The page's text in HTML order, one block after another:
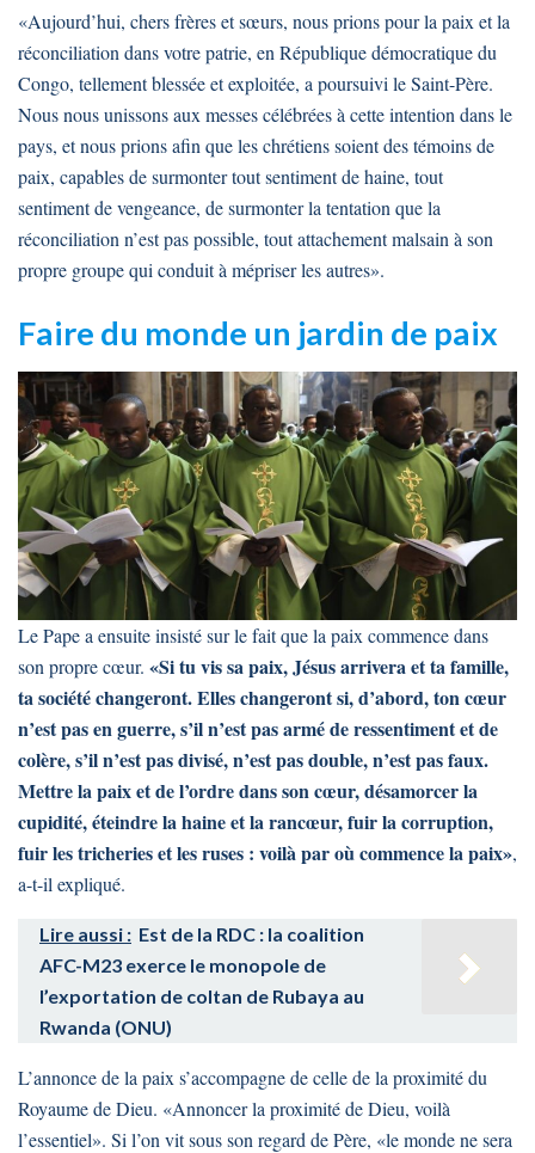
«Aujourd’hui, chers frères et sœurs, nous prions pour la paix et la
réconciliation dans votre patrie, en République démocratique du
Congo, tellement blessée et exploitée, a poursuivi le Saint-Père.
Nous nous unissons aux messes célébrées à cette intention dans le
pays, et nous prions afin que les chrétiens soient des témoins de
paix, capables de surmonter tout sentiment de haine, tout
sentiment de vengeance, de surmonter la tentation que la
réconciliation n’est pas possible, tout attachement malsain à son
propre groupe qui conduit à mépriser les autres».
Faire du monde un jardin de paix
Le Pape a ensuite insisté sur le fait que la paix commence dans
son propre cœur. «Si tu vis sa paix, Jésus arrivera et ta famille,
ta société changeront. Elles changeront si, d’abord, ton cœur
n’est pas en guerre, s’il n’est pas armé de ressentiment et de
colère, s’il n’est pas divisé, n’est pas double, n’est pas faux.
Mettre la paix et de l’ordre dans son cœur, désamorcer la
cupidité, éteindre la haine et la rancœur, fuir la corruption,
fuir les tricheries et les ruses : voilà par où commence la paix»,
a-t-il expliqué.
Lire aussi : Est de la RDC : la coalition
AFC-M23 exerce le monopole de
l’exportation de coltan de Rubaya au
Rwanda (ONU)
L’annonce de la paix s’accompagne de celle de la proximité du
Royaume de Dieu. «Annoncer la proximité de Dieu, voilà
l’essentiel». Si l’on vit sous son regard de Père, «le monde ne sera